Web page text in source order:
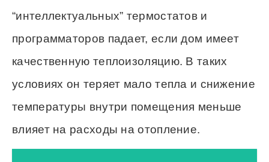
“интеллектуальных” термостатов и
программаторов падает, если дом имеет
качественную теплоизоляцию. В таких
условиях он теряет мало тепла и снижение
температуры внутри помещения меньше
влияет на расходы на отопление.